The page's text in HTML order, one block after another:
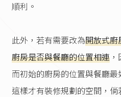
順利。
此外，若有需要改為開放式廚
廚房是否與餐廳的位置相連
而初始的廚房的位置與餐廳
這樣才有裝修規劃的空間，